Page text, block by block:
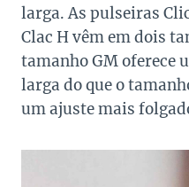
larga. As pulseiras
Clac H vêm em dois
tamanho GM oferece
larga do que o
um ajuste mais